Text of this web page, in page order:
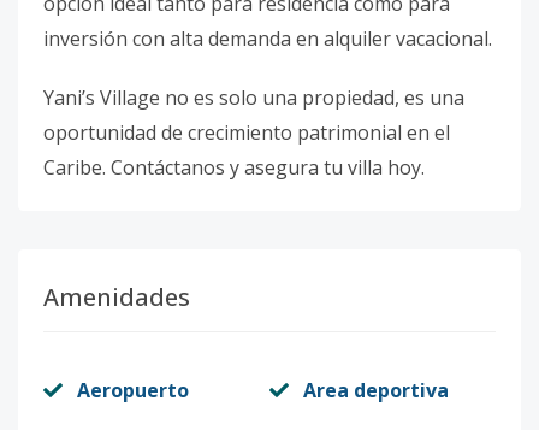
inversión con alta demanda en alquiler vacacional.
Yani’s Village no es solo una propiedad, es una
oportunidad de crecimiento patrimonial en el
Caribe. Contáctanos y asegura tu villa hoy.
Amenidades
Aeropuerto Area deportiva